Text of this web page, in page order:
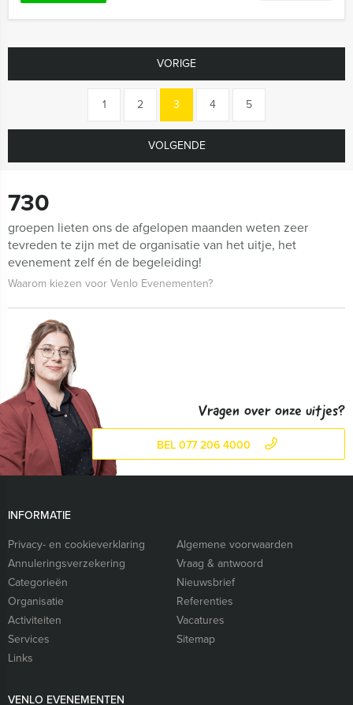
VORIGE
1 2 3 4 5
VOLGENDE
730
groepen lieten ons de afgelopen maanden weten zeer
tevreden te zijn met de organisatie van het uitje, het
evenement zelf én de begeleiding!
Waarom kiezen voor Venlo Evenementen?
Vragen over onze uitjes?
BEL 077 206 4000
INFORMATIE
Privacy- en cookieverklaring
Algemene voorwaarden
Annuleringsverzekering
Vraag & antwoord
Categorieën
Nieuwsbrief
Organisatie
Referenties
Activiteiten
Vacatures
Services
Sitemap
Links
VENLO EVENEMENTEN